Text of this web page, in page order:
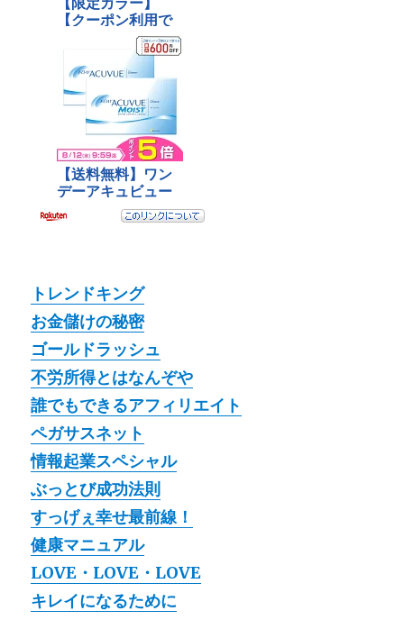
トレンドキング
お金儲けの秘密
ゴールドラッシュ
不労所得とはなんぞや
誰でもできるアフィリエイト
ペガサスネット
情報起業スペシャル
ぶっとび成功法則
すっげぇ幸せ最前線！
健康マニュアル
LOVE・LOVE・LOVE
キレイになるために